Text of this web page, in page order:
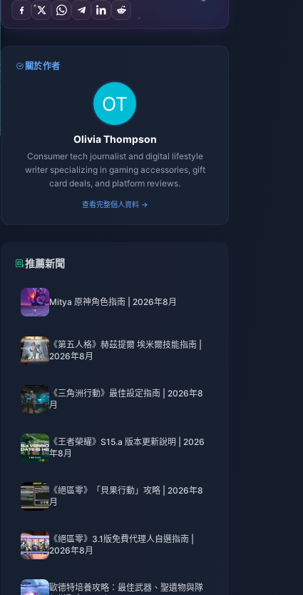
關於作者
Olivia Thompson
Consumer tech journalist and digital lifestyle
writer specializing in gaming accessories, gift
card deals, and platform reviews.
查看完整個人資料 →
推薦新聞
Mitya 原神角色指南 | 2026年8月
《第五人格》赫茲提爾 埃米爾技能指南 |
2026年8月
《三角洲行動》最佳設定指南 | 2026年8
月
《王者榮耀》S15.a 版本更新說明 | 2026
年8月
《絕區零》「貝果行動」攻略 | 2026年8
月
《絕區零》3.1版免費代理人自選指南 |
2026年8月
歐德特培養攻略：最佳武器、聖遺物與隊